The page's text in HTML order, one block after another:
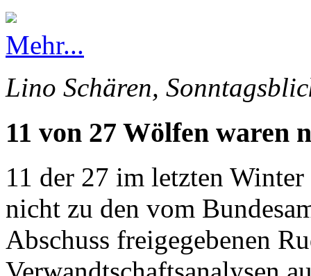
Mehr...
Lino Schären,
11 von 27 Wölfen waren
11 der 27 im letzten
nicht zu den vom
Abschuss freigegebenen